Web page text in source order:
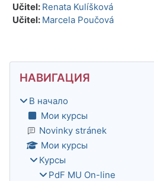
Učitel: Renata Kulíšková
Učitel: Marcela Poučová
Блоки
НАВИГАЦИЯ
В начало
Мои курсы
Novinky stránek
Мои курсы
Курсы
PdF MU On-line